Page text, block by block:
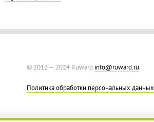
© 2012 — 2024 Ruward info@ruward.ru
Политика обработки персональных данных